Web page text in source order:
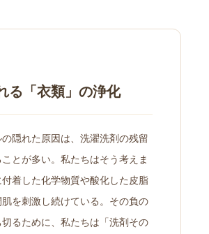
る「衣類」の浄化
の隠れた原因は、洗濯洗剤の残留
とが多い。私たちはそう考えま
着した化学物質や酸化した皮脂
肌を刺激し続けている。その負の
るために、私たちは「洗剤その